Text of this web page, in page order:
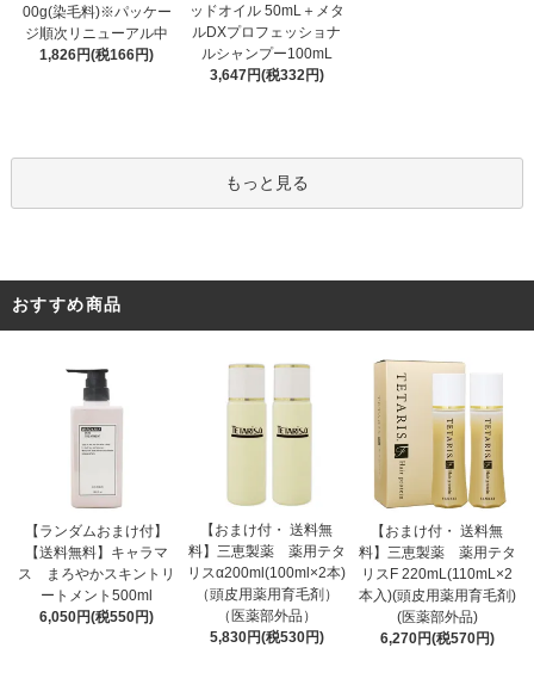
00g(染毛料)※パッケー
ジ順次リニューアル中
1,826円(税166円)
ッドオイル 50mL＋メタ
ルDXプロフェッショナ
ルシャンプー100mL
3,647円(税332円)
もっと見る
おすすめ商品
【ランダムおまけ付】
【送料無料】キャラマ
ス まろやかスキントリ
ートメント500ml
6,050円(税550円)
【おまけ付・ 送料無
料】三恵製薬 薬用テタ
リスα200ml(100ml×2本)
（頭皮用薬用育毛剤）
（医薬部外品）
5,830円(税530円)
【おまけ付・ 送料無
料】三恵製薬 薬用テタ
リスF 220mL(110mL×2
本入)(頭皮用薬用育毛剤)
(医薬部外品)
6,270円(税570円)